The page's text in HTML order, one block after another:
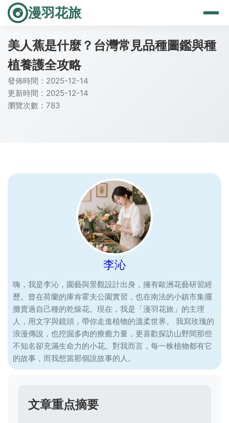
漫羽花旅
美人蕉是什麼？台灣常見品種圖鑑與種
植養護全攻略
發佈時間：2025-12-14
更新時間：2025-12-14
瀏覽次數：783
李沁
嗨，我是李沁，園藝與景觀設計出身，擁有歐洲花藝研習經
歷。曾在荷蘭的庫肯霍夫公園實習，也在南法的小鎮市集擺
攤賣過自己種的乾燥花。現在，我是「漫羽花旅」的主理
人，用文字與鏡頭，帶你走進植物的溫柔世界。 我寫玫瑰的
浪漫傳說，也挖掘多肉的療癒力量，更喜歡探訪山野間那些
不知名卻充滿生命力的小花。對我而言，每一株植物都有它
的故事，而我想當那個說故事的人。
文章重点摘要